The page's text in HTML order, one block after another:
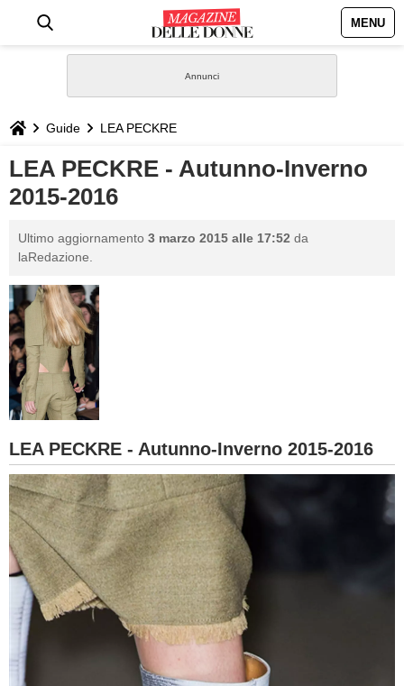
MENU
STILE
BIOGRAFIE
DEFINIZIONI
GASTRONOMIA
CAPELLI
SESSO
DIETA
GUIDE
FORUM
Guide LEA PECKRE
LEA PECKRE - Autunno-Inverno
2015-2016
Ultimo aggiornamento 3 marzo 2015 alle 17:52 da
laRedazione.
LEA PECKRE - Autunno-Inverno 2015-2016